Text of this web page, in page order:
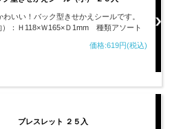
わいい！バック型きせかえシールです。
）：Ｈ118×Ｗ165×Ｄ1mm 種類アソート
価格:619円(税込)
ブレスレット ２５入